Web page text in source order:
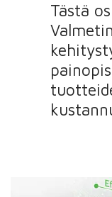
Tästä